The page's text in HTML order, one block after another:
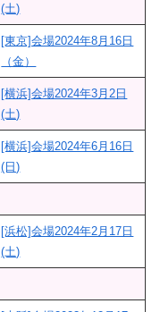
(土)
[東京]会場2024年8月16日
（金）
[横浜]会場2024年3月2日
(土)
[横浜]会場2024年6月16日
(日)
[浜松]会場2024年2月17日
(土)